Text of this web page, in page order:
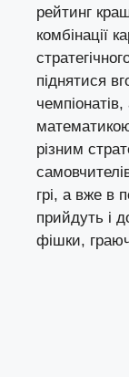
рейтинг
комбінації
піднятися
різним
грі, а вже в
прийдуть і
фішки,